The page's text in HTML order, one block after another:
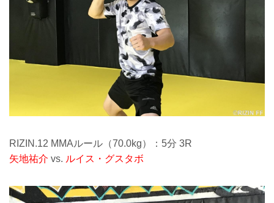
RIZIN.12 MMAルール（70.0kg）：5分 3R
矢地祐介 vs. ルイス・グスタボ